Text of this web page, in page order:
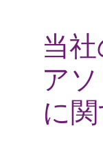
当
ア
に